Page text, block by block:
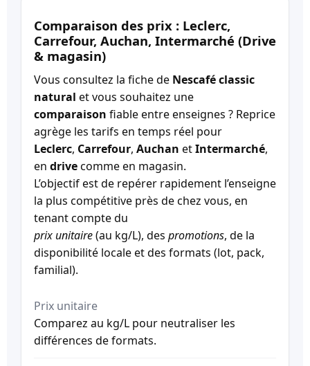
Comparaison des prix : Leclerc,
Carrefour, Auchan, Intermarché (Drive
& magasin)
Vous consultez la fiche de Nescafé classic
natural et vous souhaitez une
comparaison fiable entre enseignes ? Reprice
agrège les tarifs en temps réel pour
Leclerc, Carrefour, Auchan etIntermarché,
en drivecomme en magasin.
L’objectif est de repérer rapidement l’enseigne
la plus compétitive près de chez vous, en
tenant compte du
prix unitaire(au kg/L), des promotions, de la
disponibilité locale et des formats (lot, pack,
familial).
Prix unitaire
Comparez au kg/L pour neutraliser les
différences de formats.